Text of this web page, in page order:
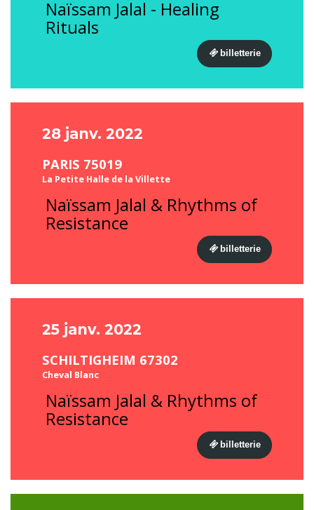
Naïssam Jalal - Healing
Rituals
billetterie
28 janv. 2022
PARIS 75019
La Petite Halle de la Villette
Naïssam Jalal & Rhythms of
Resistance
billetterie
25 janv. 2022
SCHILTIGHEIM 67302
Cheval Blanc
Naïssam Jalal & Rhythms of
Resistance
billetterie